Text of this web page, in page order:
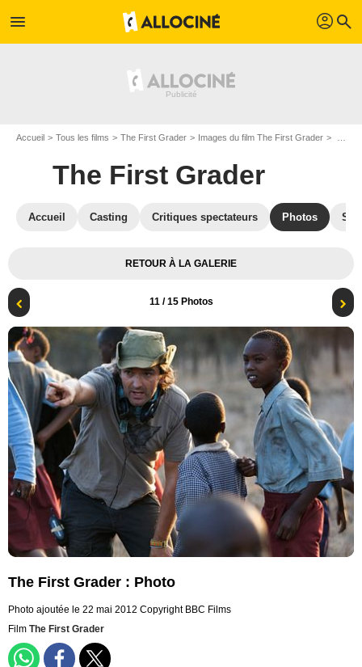
menu profil search
Accueil Tous les films The First Grader Images du film The First Grader
The First Grader
Accueil Casting Critiques spectateurs Photos
RETOUR À LA GALERIE
11/ 15 Photos
The First Grader : Photo
Photo ajoutée le 22 mai 2012 Copyright BBC Films
Film The First Grader